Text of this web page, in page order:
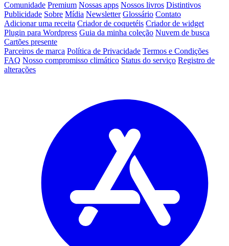
Comunidade Premium Nossas apps Nossos livros Distintivos
Publicidade Sobre Mídia Newsletter Glossário Contato
Adicionar uma receita Criador de coquetéis Criador de widget
Plugin para Wordpress Guia da minha coleção Nuvem de busca
Cartões presente
Parceiros de marca Política de Privacidade Termos e Condições
FAQ Nosso compromisso climático Status do serviço Registro de
alterações